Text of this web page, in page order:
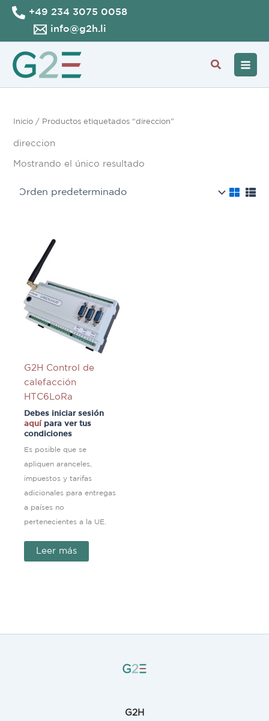
contenido
+49 234 3075 0058
info@g2h.li
Buscar
Inicio / Productos etiquetados “direccion”
direccion
Mostrando el único resultado
G2H Control de
calefacción
HTC6LoRa
Debes iniciar sesión
aquípara ver tus
condiciones
Es posible que se
apliquen aranceles,
impuestos y tarifas
adicionales para entregas
a países no
pertenecientes a la UE.
Leer más
G2H